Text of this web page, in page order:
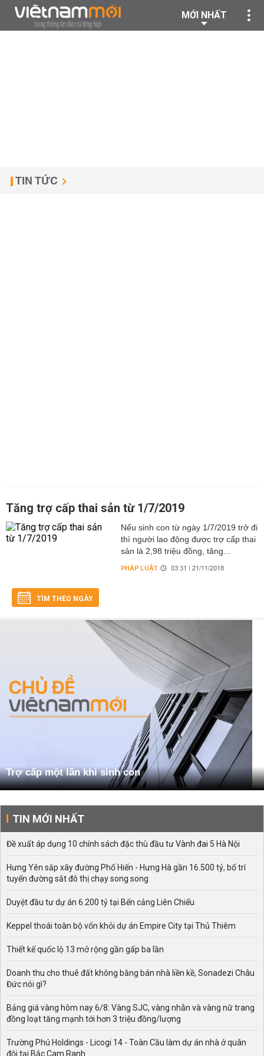
MỚI NHẤT
TIN TỨC
Tăng trợ cấp thai sản từ 1/7/2019
Nếu sinh con từ ngày 1/7/2019 trở đi
thì người lao động được trợ cấp thai
sản là 2,98 triệu đồng, tăng...
PHÁP LUẬT 03:31 | 21/11/2018
TÌM THEO NGÀY
Trợ cấp một lần khi sinh con
TIN MỚI NHẤT
Đề xuất áp dụng 10 chính sách đặc thù đầu tư Vành đai 5 Hà Nội
Hưng Yên sắp xây đường Phố Hiến - Hưng Hà gần 16.500 tỷ, bố trí
tuyến đường sắt đô thị chạy song song
Duyệt đầu tư dự án 6.200 tỷ tại Bến cảng Liên Chiểu
Keppel thoái toàn bộ vốn khỏi dự án Empire City tại Thủ Thiêm
Thiết kế quốc lộ 13 mở rộng gần gấp ba lần
Doanh thu cho thuê đất không bằng bán nhà liền kề, Sonadezi Châu
Đức nói gì?
Bảng giá vàng hôm nay 6/8: Vàng SJC, vàng nhẫn và vàng nữ trang
đồng loạt tăng mạnh tới hơn 3 triệu đồng/lượng
Trường Phú Holdings - Licogi 14 - Toàn Cầu làm dự án nhà ở quân
đội tại Bắc Cam Ranh